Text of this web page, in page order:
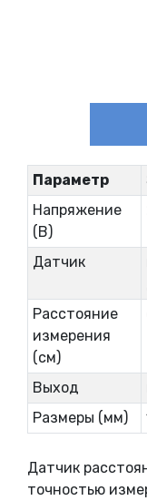
Параметр
Напряжение
(В)
Датчик
Расстояние
измерения
(см)
Выход
Размеры (мм)
Датчик
точностью